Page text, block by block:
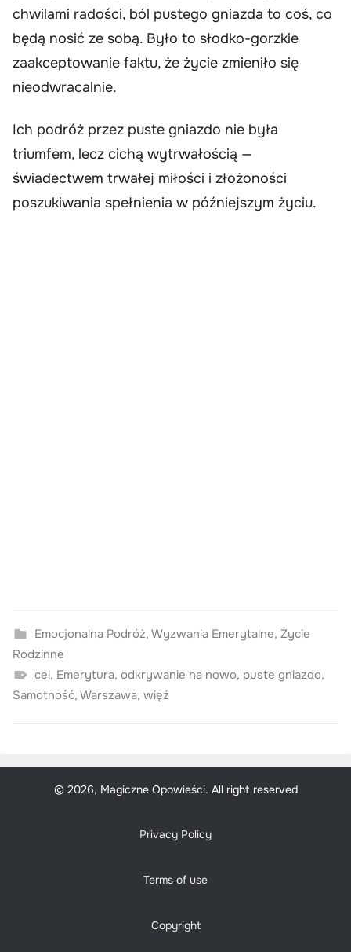
chwilami radości, ból pustego gniazda to coś, co
będą nosić ze sobą. Było to słodko-gorzkie
zaakceptowanie faktu, że życie zmieniło się
nieodwracalnie.
Ich podróż przez puste gniazdo nie była
triumfem, lecz cichą wytrwałością —
świadectwem trwałej miłości i złożoności
poszukiwania spełnienia w późniejszym życiu.
Emocjonalna Podróż, Wyzwania Emerytalne, Życie
Rodzinne
cel, Emerytura, odkrywanie na nowo, puste gniazdo,
Samotność, Warszawa, więź
© 2026, Magiczne Opowieści. All right reserved
Privacy Policy
Terms of use
Copyright